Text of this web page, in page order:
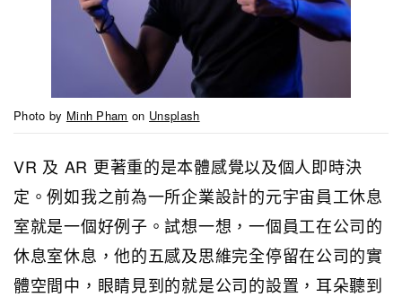
Photo by Minh Pham on Unsplash
VR 及 AR 更著重的是本體感覺以及個人即時決
定。例如我之前為一所企業設計的元宇宙員工休息
室就是一個好例子。試想一想，一個員工在公司的
休息室休息，他的五感及思維完全停留在公司的實
體空間中，眼睛見到的就是公司的設置，耳朵聽到